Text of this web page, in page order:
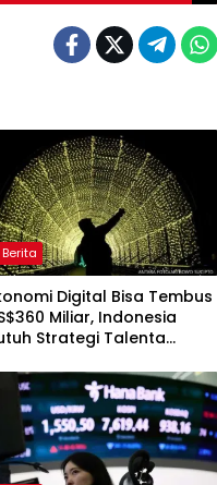
Berita
Digital Bisa Tembus
Miliar, Indonesia
Strategi Talenta